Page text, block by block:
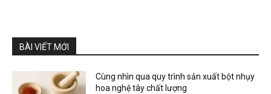
BÀI VIẾT MỚI
Cùng nhìn qua quy trình sản xuất bột nhụy
hoa nghệ tây chất lượng